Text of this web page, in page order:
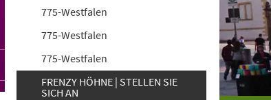
775-Westfalen
775-Westfalen
775-Westfalen
FRENZY HÖHNE | STELLEN SIE
SICH AN